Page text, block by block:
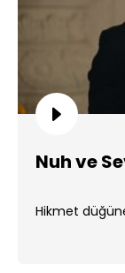
Nuh ve
Hikmet